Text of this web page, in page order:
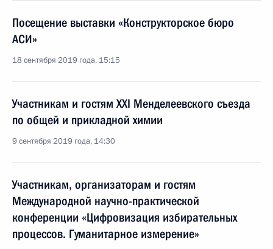
Посещение выставки «Конструкторское бюро
АСИ»
18 сентября 2019 года, 15:15
Участникам и гостям XXI Менделеевского съезда
по общей и прикладной химии
9 сентября 2019 года, 14:30
Участникам, организаторам и гостям
Международной научно-практической
конференции «Цифровизация избирательных
процессов. Гуманитарное измерение»